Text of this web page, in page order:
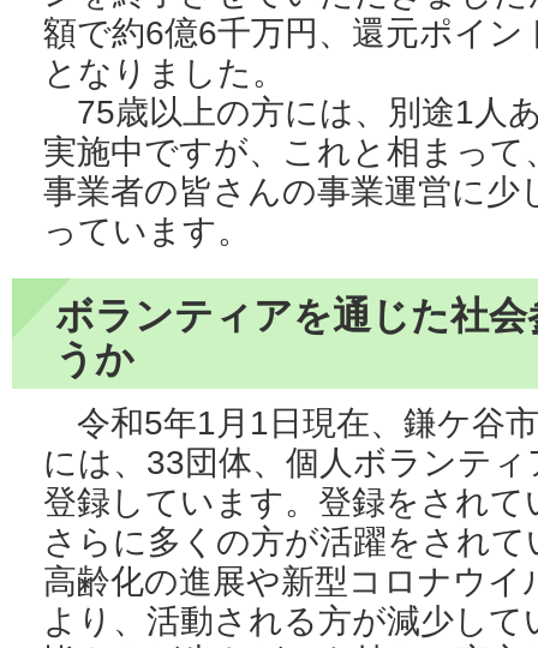
額で約6億6千万円、還元ポイ
となりました。
75歳以上の方には、別途1人
実施中ですが、これと相まっ
事業者の皆さんの事業運営に
っています。
ボランティアを通じた社
うか
令和5年1月1日現在、鎌ケ谷
には、33団体、個人ボランテ
登録しています。登録をされ
さらに多くの方が活躍をされ
高齢化の進展や新型コロナウ
より、活動される方が減少し